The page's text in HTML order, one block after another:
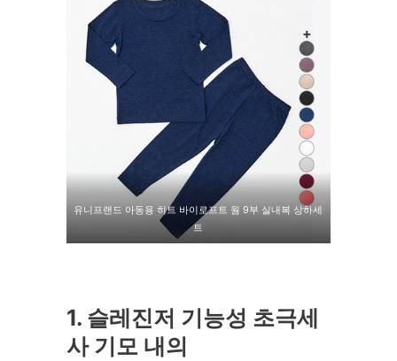
유니프랜드 아동용 히트 바이로프트 웜 9부 실내복 상하세
트
1. 슬레진저 기능성 초극세
사 기모 내의